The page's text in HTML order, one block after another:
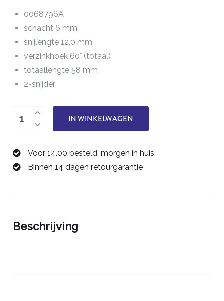
0068796A
schacht 6 mm
snijlengte 12,0 mm
verzinkhoek 60° (totaal)
totaallengte 58 mm
2-snijder
6,0
mm
IN WINKELWAGEN
Voor 14.00 besteld, morgen in huis
Binnen 14 dagen retourgarantie
Beschrijving